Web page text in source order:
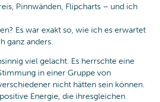
Pinnwänden, Flipcharts – und ich
Es war exakt so, wie ich es erwartet
ganz anders.
viel gelacht. Es herrschte eine
in einer Gruppe von
nicht hätten sein können.
Energie, die ihresgleichen